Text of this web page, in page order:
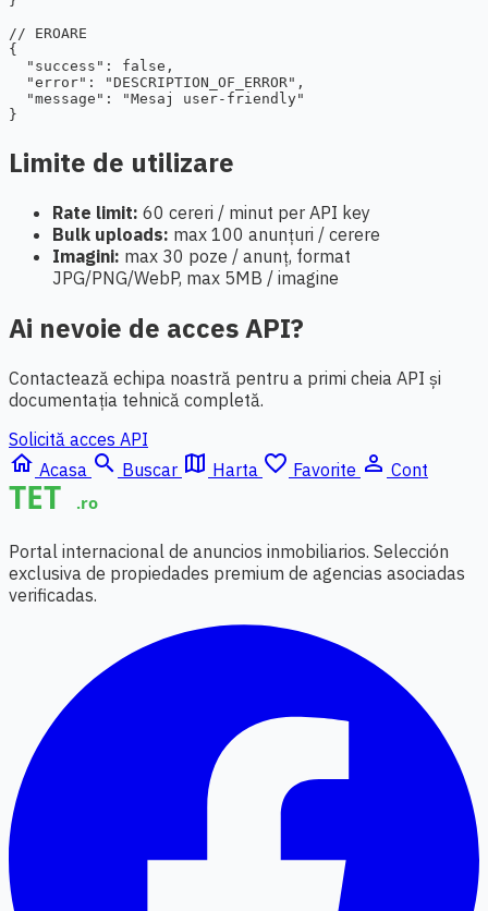
// EROARE
{
  "success": false,
  "error": "DESCRIPTION_OF_ERROR",
  "message": "Mesaj user-friendly"
}
Limite de utilizare
Rate limit: 60 cereri / minut per API key
Bulk uploads: max 100 anunțuri / cerere
Imagini: max 30 poze / anunț, format
JPG/PNG/WebP, max 5MB / imagine
Ai nevoie de acces API?
Contactează echipa noastră pentru a primi cheia API și
documentația tehnică completă.
Solicită acces API
home Acasa search Buscar map Harta favorite_border Favorite person_outline Cont
Portal internacional de anuncios inmobiliarios. Selección
exclusiva de propiedades premium de agencias asociadas
verificadas.